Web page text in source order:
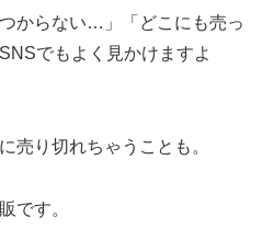
からない…」「どこにも売っ
でもよく見かけますよ
売り切れちゃうことも。
です。